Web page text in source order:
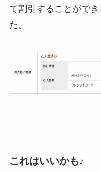
て割引することがで
た。
これはいいかも♪